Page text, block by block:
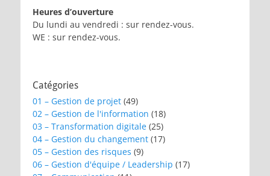
Heures d’ouverture
Du lundi au vendredi : sur rendez-vous.
WE : sur rendez-vous.
Catégories
01 – Gestion de projet (49)
02 – Gestion de l'information (18)
03 – Transformation digitale (25)
04 – Gestion du changement (17)
05 – Gestion des risques (9)
06 – Gestion d'équipe / Leadership (17)